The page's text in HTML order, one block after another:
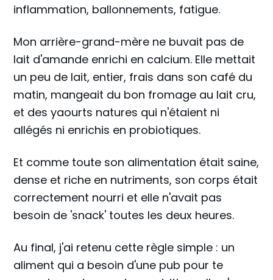
inflammation, ballonnements, fatigue.
Mon arrière-grand-mère ne buvait pas de
lait d'amande enrichi en calcium. Elle mettait
un peu de lait, entier, frais dans son café du
matin, mangeait du bon fromage au lait cru,
et des yaourts natures qui n'étaient ni
allégés ni enrichis en probiotiques.
Et comme toute son alimentation était saine,
dense et riche en nutriments, son corps était
correctement nourri et elle n'avait pas
besoin de 'snack' toutes les deux heures.
Au final, j'ai retenu cette règle simple : un
aliment qui a besoin d'une pub pour te